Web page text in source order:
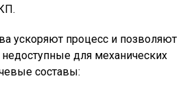
ускоряют процесс и позволяют
недоступные для механических
составы: